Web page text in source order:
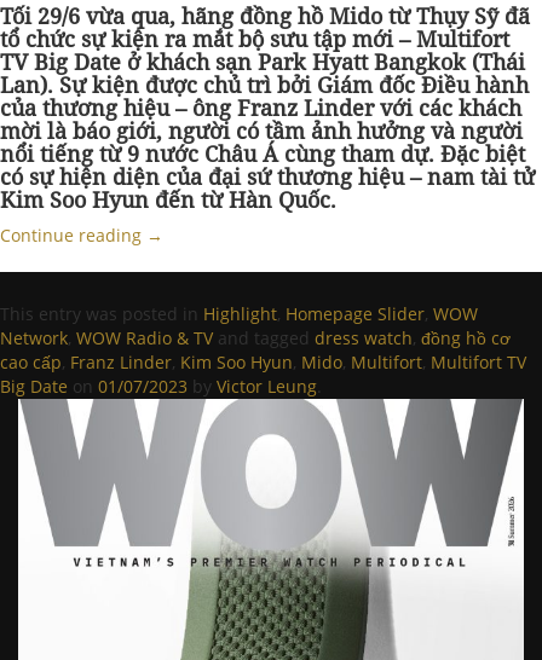
Tối 29/6 vừa qua, hãng đồng hồ Mido từ Thụy Sỹ đã
tổ chức sự kiện ra mắt bộ sưu tập mới – Multifort
TV Big Date ở khách sạn Park Hyatt Bangkok (Thái
Lan). Sự kiện được chủ trì bởi Giám đốc Điều hành
của thương hiệu – ông Franz Linder với các khách
mời là báo giới, người có tầm ảnh hưởng và người
nổi tiếng từ 9 nước Châu Á cùng tham dự. Đặc biệt
có sự hiện diện của đại sứ thương hiệu – nam tài tử
Kim Soo Hyun đến từ Hàn Quốc.
Continue reading →
This entry was posted in Highlight, Homepage Slider, WOW
Network, WOW Radio & TV and tagged dress watch, đồng hồ cơ
cao cấp, Franz Linder, Kim Soo Hyun, Mido, Multifort, Multifort TV
Big Date on 01/07/2023 by Victor Leung.